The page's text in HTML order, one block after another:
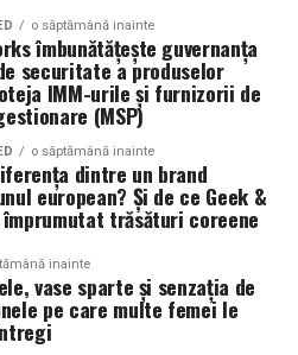
Cluj, anvelopele nu sunt doar
si elemente vizuale. Publicul
detalii precum modul in
fata de caroserie si
roata-janta.
corecte si uzura
profesionala a unei
acestea completeaza
ales de proprietar, fie ca
sportiv sau minimalist.
o săptămână inainte
îmbunătățește guvernanța
securitate a produselor
IMM-urile și furnizorii de
(MSP)
o săptămână inainte
dintre un brand
european? Și de ce Geek &
împrumutat trăsături coreene
inainte
vase sparte și senzația de
pe care multe femei le